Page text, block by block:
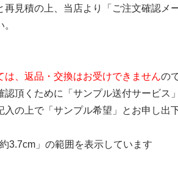
見積の上、当店より「ご注文確認メ
、返品・交換はお受けできませんの
認頂くために「サンプル送付サービス
の上で「サンプル希望」とお申し出
3.7cm」の範囲を表示しています